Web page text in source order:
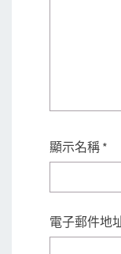
顯示名稱 *
電子郵件地